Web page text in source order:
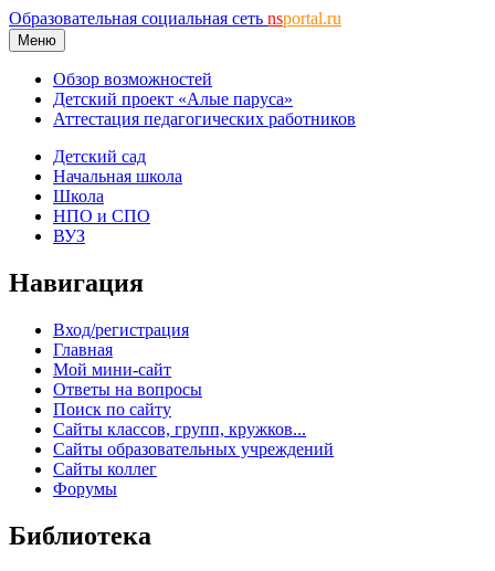
Образовательная социальная сеть nsportal.ru
Меню
Обзор возможностей
Детский проект «Алые паруса»
Аттестация педагогических работников
Детский сад
Начальная школа
Школа
НПО и СПО
ВУЗ
Навигация
Вход/регистрация
Главная
Мой мини-сайт
Ответы на вопросы
Поиск по сайту
Сайты классов, групп, кружков...
Сайты образовательных учреждений
Сайты коллег
Форумы
Библиотека